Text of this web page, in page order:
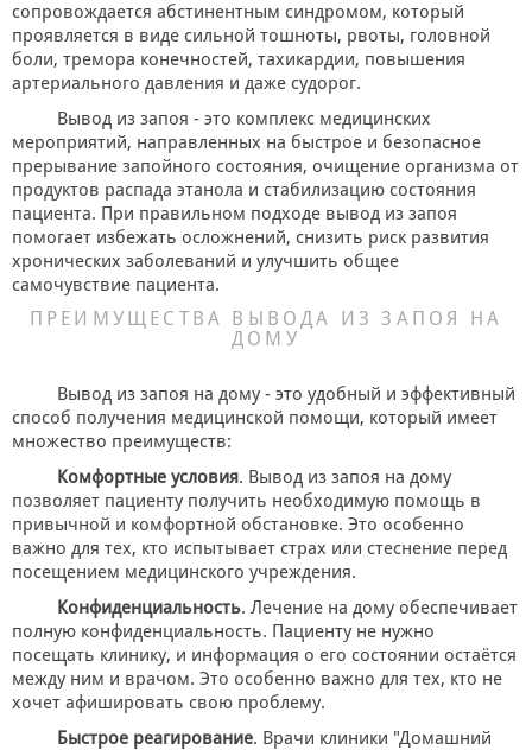
сопровождается абстинентным синдромом, который
проявляется в виде сильной тошноты, рвоты, головной
боли, тремора конечностей, тахикардии, повышения
артериального давления и даже судорог.
Вывод из запоя - это комплекс медицинских
мероприятий, направленных на быстрое и безопасное
прерывание запойного состояния, очищение организма от
продуктов распада этанола и стабилизацию состояния
пациента. При правильном подходе вывод из запоя
помогает избежать осложнений, снизить риск развития
хронических заболеваний и улучшить общее
самочувствие пациента.
ПРЕИМУЩЕСТВА ВЫВОДА ИЗ ЗАПОЯ НА
ДОМУ
Вывод из запоя на дому - это удобный и эффективный
способ получения медицинской помощи, который имеет
множество преимуществ:
Комфортные условия. Вывод из запоя на дому
позволяет пациенту получить необходимую помощь в
привычной и комфортной обстановке. Это особенно
важно для тех, кто испытывает страх или стеснение перед
посещением медицинского учреждения.
Конфиденциальность. Лечение на дому обеспечивает
полную конфиденциальность. Пациенту не нужно
посещать клинику, и информация о его состоянии остаётся
между ним и врачом. Это особенно важно для тех, кто не
хочет афишировать свою проблему.
Быстрое реагирование. Врачи клиники "Домашний